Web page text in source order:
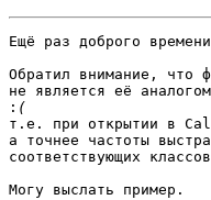
Ещё раз доброго
Обратил внимание, что
не является её
:
т.е. при открытии в
а точнее частоты
соответствующих
Могу выслать пример.